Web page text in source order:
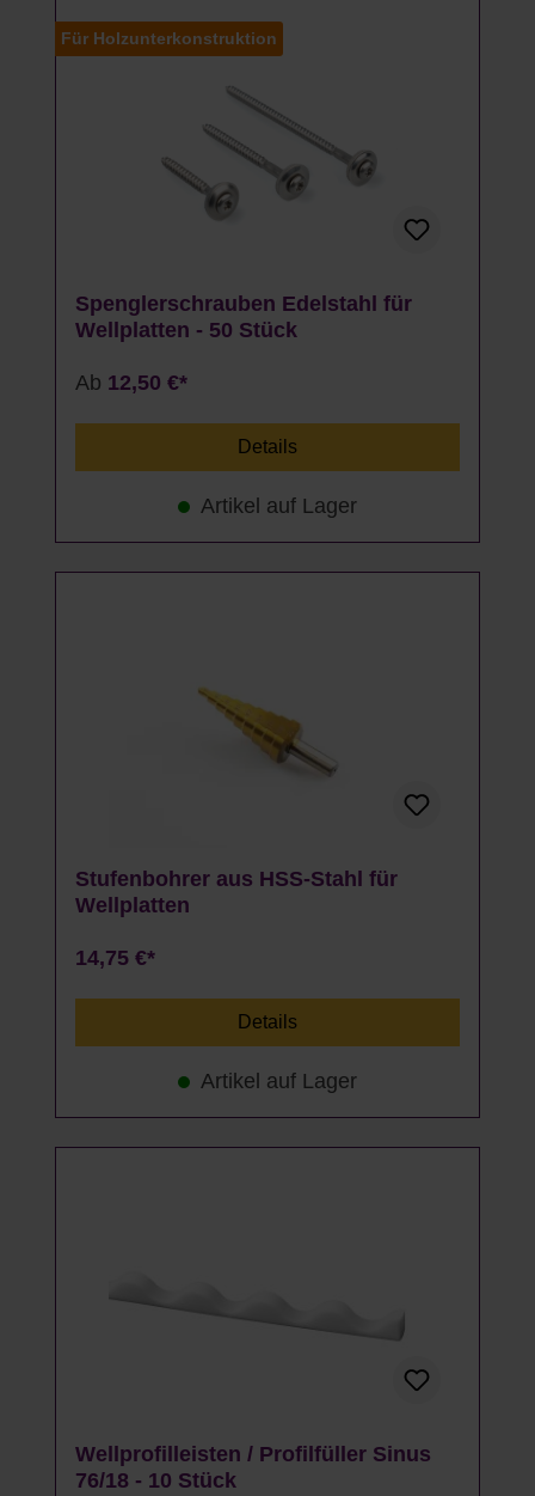
Für Holzunterkonstruktion
Spenglerschrauben Edelstahl für
Wellplatten - 50 Stück
Ab 12,50 €*
Details
Artikel auf Lager
Stufenbohrer aus HSS-Stahl für
Wellplatten
14,75 €*
Details
Artikel auf Lager
Wellprofilleisten / Profilfüller Sinus
76/18 - 10 Stück